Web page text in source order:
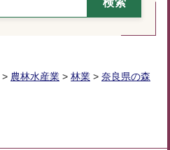
> 農林水産業 > 林業 > 奈良県の森